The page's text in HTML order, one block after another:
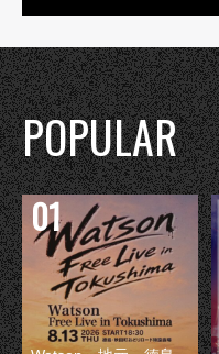
POPULAR